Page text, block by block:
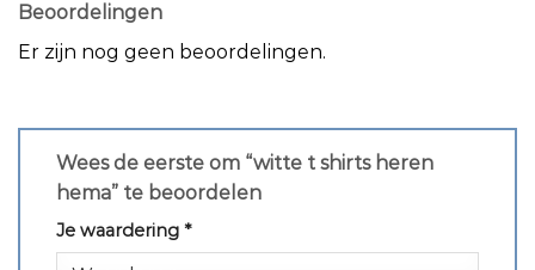
Beoordelingen
Er zijn nog geen beoordelingen.
Wees de eerste om “witte t shirts heren
hema” te beoordelen
Je waardering *